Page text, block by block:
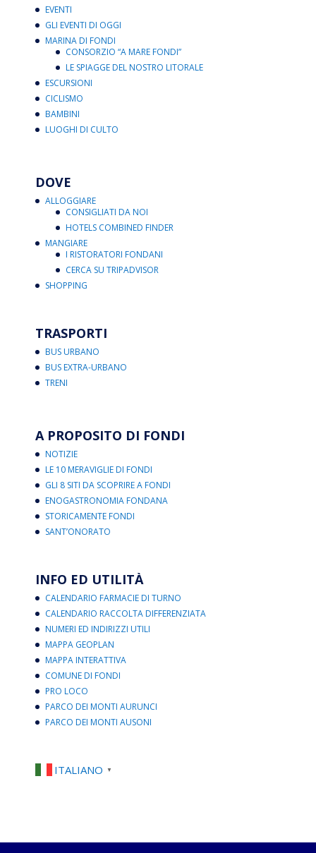
EVENTI
GLI EVENTI DI OGGI
MARINA DI FONDI
CONSORZIO “A MARE FONDI”
LE SPIAGGE DEL NOSTRO LITORALE
ESCURSIONI
CICLISMO
BAMBINI
LUOGHI DI CULTO
DOVE
ALLOGGIARE
CONSIGLIATI DA NOI
HOTELS COMBINED FINDER
MANGIARE
I RISTORATORI FONDANI
CERCA SU TRIPADVISOR
SHOPPING
TRASPORTI
BUS URBANO
BUS EXTRA-URBANO
TRENI
A PROPOSITO DI FONDI
NOTIZIE
LE 10 MERAVIGLIE DI FONDI
GLI 8 SITI DA SCOPRIRE A FONDI
ENOGASTRONOMIA FONDANA
STORICAMENTE FONDI
SANT’ONORATO
INFO ED UTILITÀ
CALENDARIO FARMACIE DI TURNO
CALENDARIO RACCOLTA DIFFERENZIATA
NUMERI ED INDIRIZZI UTILI
MAPPA GEOPLAN
MAPPA INTERATTIVA
COMUNE DI FONDI
PRO LOCO
PARCO DEI MONTI AURUNCI
PARCO DEI MONTI AUSONI
ITALIANO ▼